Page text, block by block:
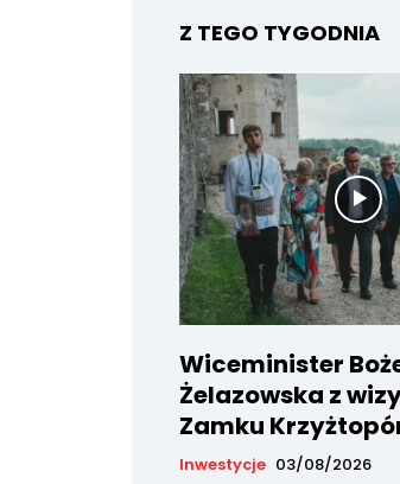
Z TEGO TYGODNIA
Wiceminister
Żelazowska z
Zamku
Inwestycje 03/08/2026